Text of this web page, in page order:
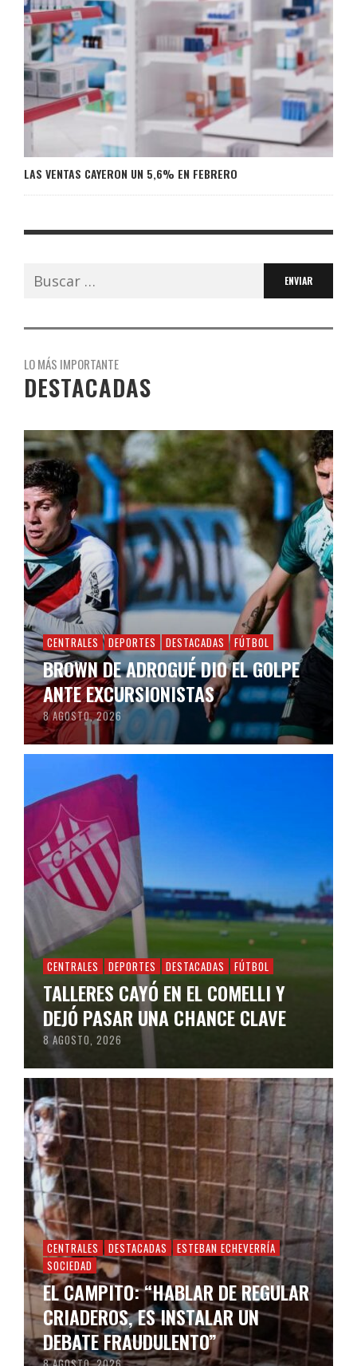
LAS VENTAS CAYERON UN 5,6% EN FEBRERO
Buscar:
LO MÁS IMPORTANTE
DESTACADAS
CENTRALES DEPORTES DESTACADAS FÚTBOL
BROWN DE ADROGUÉ DIO EL GOLPE
ANTE EXCURSIONISTAS
8 AGOSTO, 2026
CENTRALES DEPORTES DESTACADAS FÚTBOL
TALLERES CAYÓ EN EL COMELLI Y
DEJÓ PASAR UNA CHANCE CLAVE
8 AGOSTO, 2026
CENTRALES DESTACADAS
ESTEBAN ECHEVERRÍA
SOCIEDAD
EL CAMPITO: “HABLAR DE REGULAR
CRIADEROS, ES INSTALAR UN
DEBATE FRAUDULENTO”